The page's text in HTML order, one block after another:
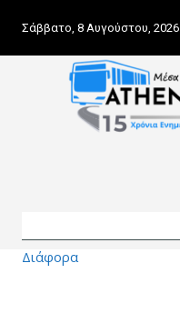
Σάββατο, 8 Αυγούστου, 2026
Διάφορα